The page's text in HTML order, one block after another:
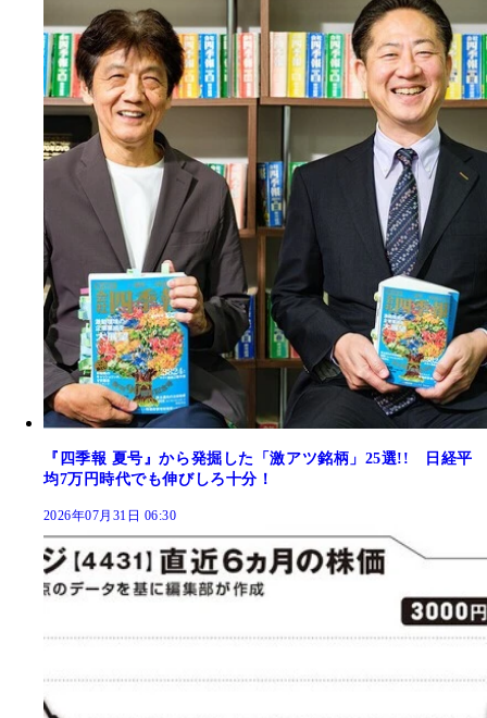
『四季報 夏号』から発掘した「激アツ銘柄」25選!! 日経平
均7万円時代でも伸びしろ十分！
2026年07月31日 06:30